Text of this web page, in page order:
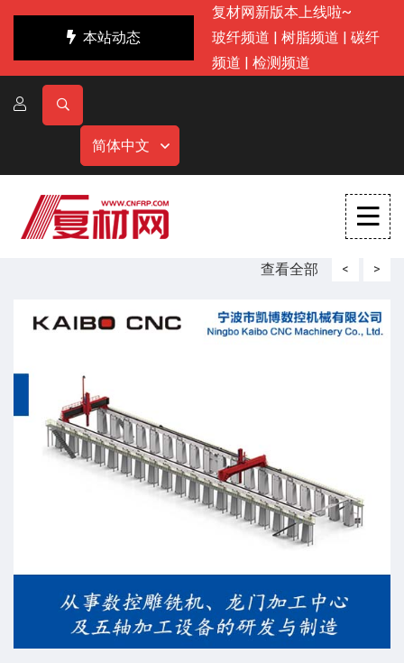
本站动态
复材网新版本上线啦~
玻纤频道 | 树脂频道 | 碳纤
频道 | 检测频道
简体中文
查看全部 < >